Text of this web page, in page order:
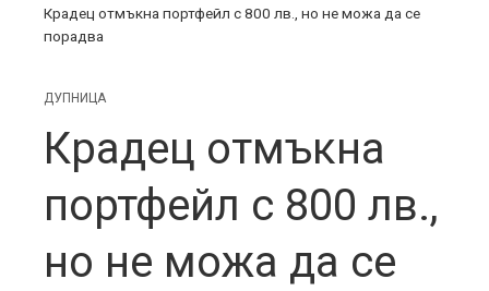
Крадец отмъкна портфейл с 800 лв., но не можа да се
порадва
ДУПНИЦА
Крадец отмъкна
портфейл с 800 лв.,
но не можа да се